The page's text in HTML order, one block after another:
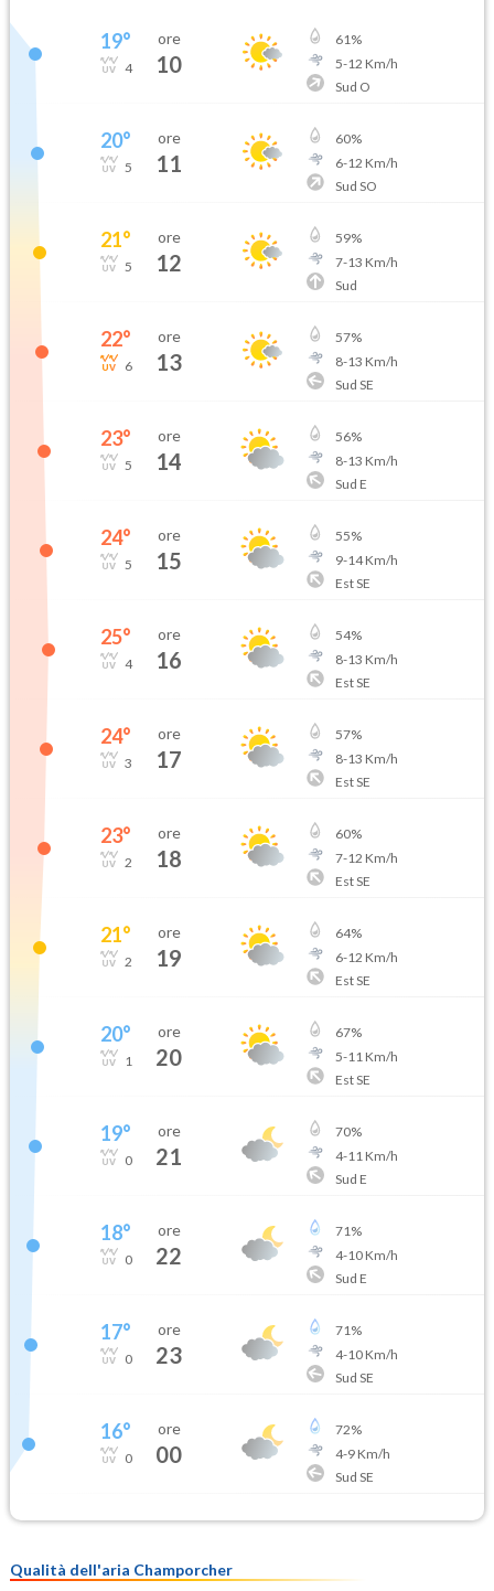
19°
4
ore
10
61%
5-12 Km/h
Sud O
20°
5
ore
11
60%
6-12 Km/h
Sud SO
21°
5
ore
12
59%
7-13 Km/h
Sud
22°
6
ore
13
57%
8-13 Km/h
Sud SE
23°
5
ore
14
56%
8-13 Km/h
Sud E
24°
5
ore
15
55%
9-14Km/h
Est SE
25°
4
ore
16
54%
8-13 Km/h
Est SE
24°
3
ore
17
57%
8-13 Km/h
Est SE
23°
2
ore
18
60%
7-12 Km/h
Est SE
21°
2
ore
19
64%
6-12 Km/h
Est SE
20°
1
ore
20
67%
5-11 Km/h
Est SE
19°
0
ore
21
70%
4-11 Km/h
Sud E
18°
0
ore
22
71%
4-10Km/h
Sud E
17°
0
ore
23
71%
4-10Km/h
Sud SE
16°
0
ore
00
72%
4-9Km/h
Sud SE
Qualità dell'aria Champorcher